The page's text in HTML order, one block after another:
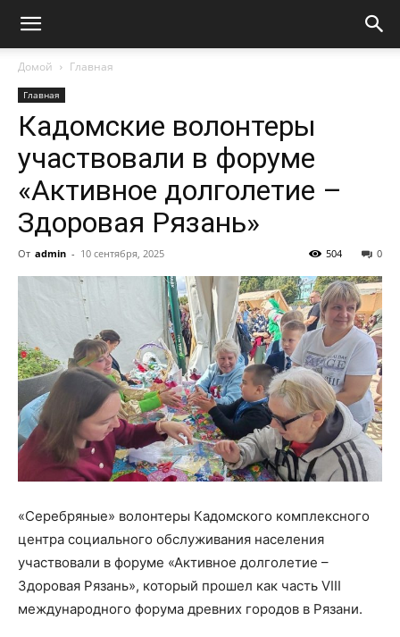
Домой Главная
Главная
Кадомские волонтеры
участвовали в форуме
«Активное долголетие –
Здоровая Рязань»
От admin - 10 сентября, 2025 0
504
«Серебряные» волонтеры Кадомского комплексного
центра социального обслуживания населения
участвовали в форуме «Активное долголетие –
Здоровая Рязань», который прошел как часть VIII
международного форума древних городов в Рязани.